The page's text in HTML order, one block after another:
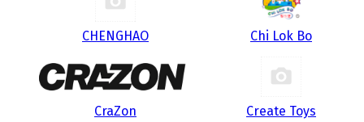
CHENGHAO Chi Lok Bo
CraZon Create Toys